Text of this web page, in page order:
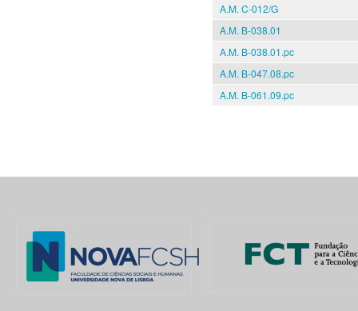
A.M. C-012/G
A.M. B-038.01
A.M. B-038.01.pc
A.M. B-047.08.pc
A.M. B-061.09.pc